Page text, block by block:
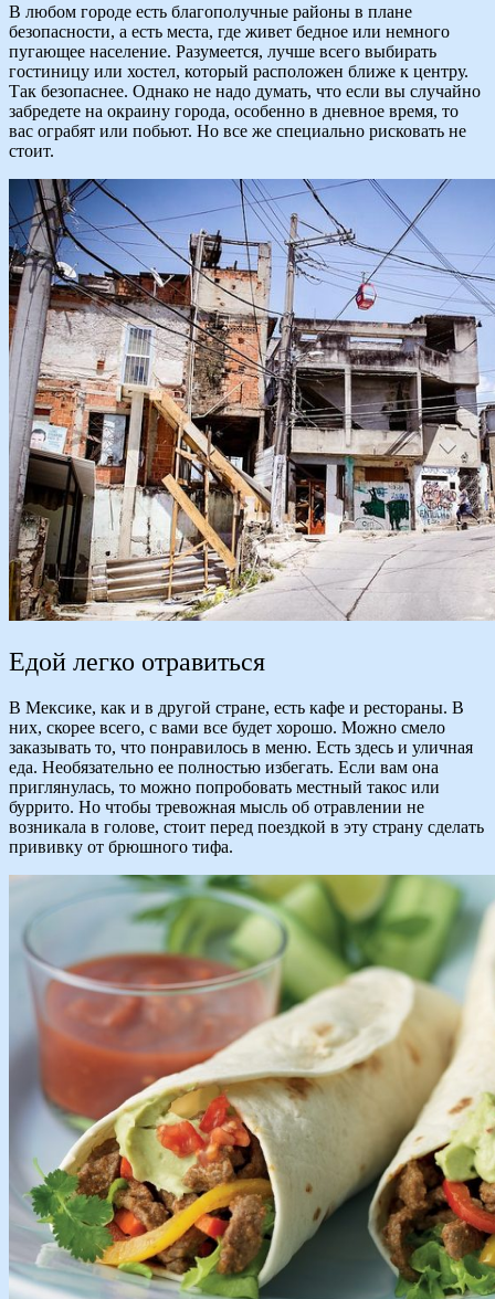
В любом городе есть благополучные районы в плане
безопасности, а есть места, где живет бедное или немного
пугающее население. Разумеется, лучше всего выбирать
гостиницу или хостел, который расположен ближе к центру.
Так безопаснее. Однако не надо думать, что если вы случайно
забредете на окраину города, особенно в дневное время, то
вас ограбят или побьют. Но все же специально рисковать не
стоит.
Едой легко отравиться
В Мексике, как и в другой стране, есть кафе и рестораны. В
них, скорее всего, с вами все будет хорошо. Можно смело
заказывать то, что понравилось в меню. Есть здесь и уличная
еда. Необязательно ее полностью избегать. Если вам она
приглянулась, то можно попробовать местный такос или
буррито. Но чтобы тревожная мысль об отравлении не
возникала в голове, стоит перед поездкой в эту страну сделать
прививку от брюшного тифа.